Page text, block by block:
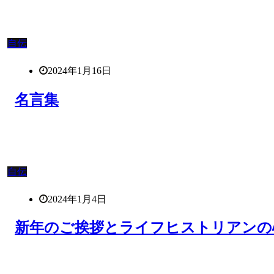
自伝
2024年1月16日
名言集
自伝
2024年1月4日
新年のご挨拶とライフヒストリアン